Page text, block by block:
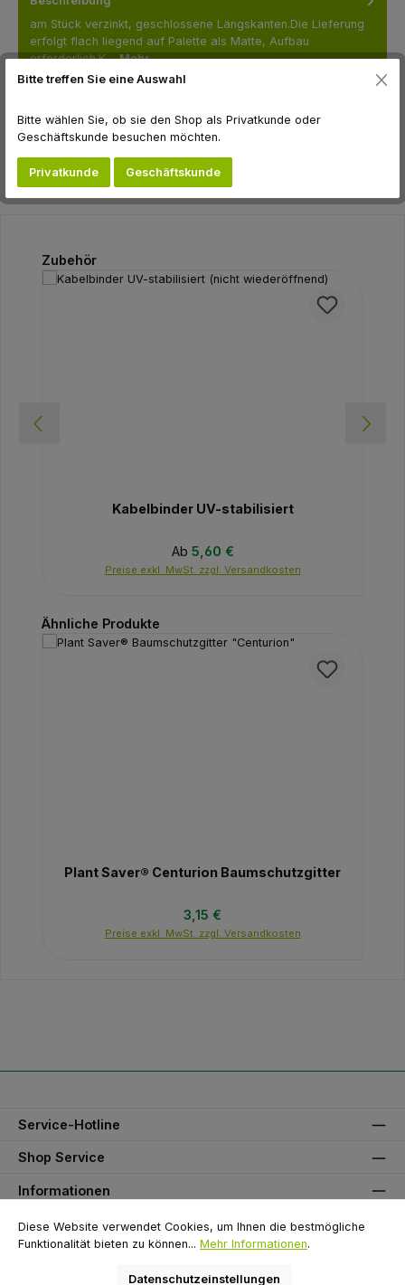
am Stück verzinkt, geschlossene Längskanten.Die Lieferung
erfolgt flach liegend auf Palette als Matte, Aufbau
erforderlich.K…Mehr
Bewertungen
Produktgalerie überspringen
Zubehör
Kabelbinder UV-stabilisiert
Regulärer Preis:
Ab 5,60 €
Preise exkl. MwSt. zzgl. Versandkosten
Produktgalerie überspringen
Ähnliche Produkte
Plant Saver® Centurion Baumschutzgitter
Regulärer Preis:
3,15 €
Preise exkl. MwSt. zzgl. Versandkosten
Service-Hotline
Shop Service
Informationen
Unser Partner
Diese Website verwendet Cookies, um Ihnen die bestmögliche
Funktionalität bieten zu können... Mehr Informationen.
Datenschutzeinstellungen
Bitte treffen Sie eine Auswahl
Bitte wählen Sie, ob sie den Shop als Privatkunde oder
Geschäftskunde besuchen möchten.
Privatkunde Geschäftskunde